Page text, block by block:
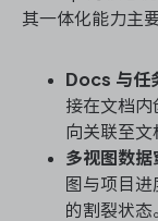
其一体化能力主要
Docs 与任
接在文档内
向关联至文
多视图数据
图与项目进
的割裂状态。